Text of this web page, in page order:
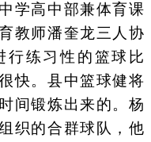
学高中部兼体育课
教师潘奎龙三人协
行练习性的篮球比
快。县中篮球健将
间锻炼出来的。杨
织的合群球队，他